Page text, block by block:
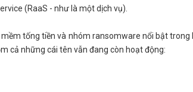
(RaaS - như là một dịch vụ).
tống tiền và nhóm ransomware nổi bật
cả những cái tên vẫn đang còn hoạt động: